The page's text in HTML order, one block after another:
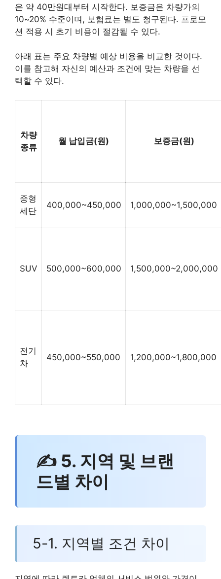
은 약 40만원대부터 시작한다. 보증금은 차량가의
10~20% 수준이며, 보험료는 별도 청구된다. 프로모
션 적용 시 초기 비용이 절감될 수 있다.
아래 표는 주요 차량별 예상 비용을 비교한 것이다.
이를 참고해 자신의 예산과 조건에 맞는 차량을 선
택할 수 있다.
차량
종류
월 납입금(원) 보증금(원)
중형
세단
400,000~450,000 1,000,000~1,500,000
SUV 500,000~600,000 1,500,000~2,000,000
전기
차
450,000~550,000 1,200,000~1,800,000
✍ 5. 지역 및 브랜
드별 차이
5-1. 지역별 조건 차이